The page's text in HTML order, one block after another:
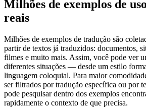
Milhões de exemplos de
reais
Milhões de exemplos de tradução são
partir de textos já traduzidos: documentos,
filmes e muito mais. Assim, você pode ver
diferentes situações — desde um estilo
linguagem coloquial. Para maior
ser filtrados por tradução específica ou por
pode pesquisar dentro dos exemplos
rapidamente o contexto de que precisa.